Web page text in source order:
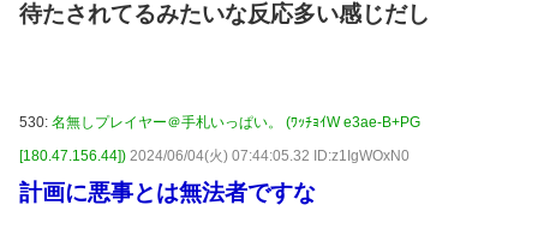
待たされてるみたいな反応多い感じだし
530: 名無しプレイヤー＠手札いっぱい。 (ﾜｯﾁｮｲW e3ae-B+PG
[180.47.156.44]) 2024/06/04(火) 07:44:05.32 ID:z1IgWOxN0
計画に悪事とは無法者ですな